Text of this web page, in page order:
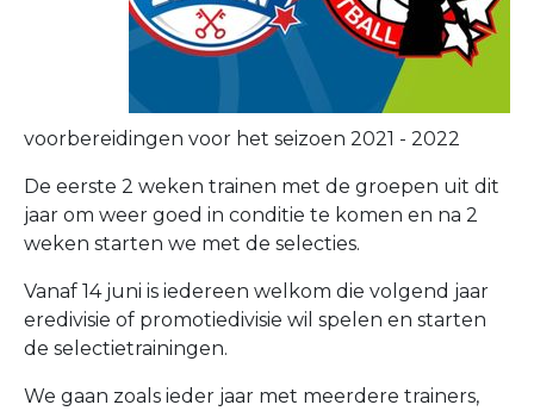
voorbereidingen voor het seizoen 2021 - 2022
De eerste 2 weken trainen met de groepen uit dit
jaar om weer goed in conditie te komen en na 2
weken starten we met de selecties.
Vanaf 14 juni is iedereen welkom die volgend jaar
eredivisie of promotiedivisie wil spelen en starten
de selectietrainingen.
We gaan zoals ieder jaar met meerdere trainers,